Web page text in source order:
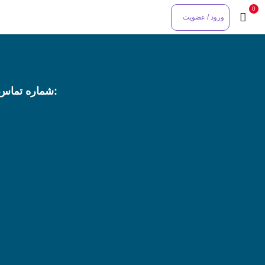
ورود / عضویت
0
شماره تماس: